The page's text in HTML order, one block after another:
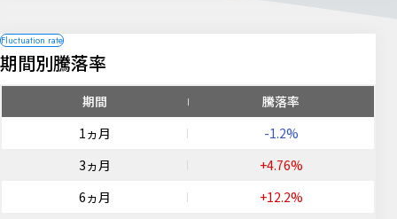
期間別騰落率
期間
騰落率
1ヵ月
-1.2%
3ヵ月
+4.76%
6ヵ月
+12.2%